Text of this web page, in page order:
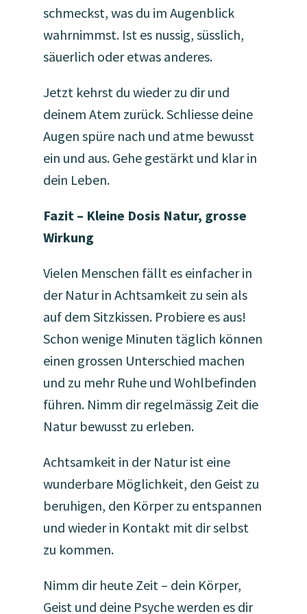
schmeckst, was du im Augenblick
wahrnimmst. Ist es nussig, süsslich,
säuerlich oder etwas anderes.
Jetzt kehrst du wieder zu dir und
deinem Atem zurück. Schliesse deine
Augen spüre nach und atme bewusst
ein und aus. Gehe gestärkt und klar in
dein Leben.
Fazit – Kleine Dosis Natur, grosse
Wirkung
Vielen Menschen fällt es einfacher in
der Natur in Achtsamkeit zu sein als
auf dem Sitzkissen. Probiere es aus!
Schon wenige Minuten täglich können
einen grossen Unterschied machen
und zu mehr Ruhe und Wohlbefinden
führen. Nimm dir regelmässig Zeit die
Natur bewusst zu erleben.
Achtsamkeit in der Natur ist eine
wunderbare Möglichkeit, den Geist zu
beruhigen, den Körper zu entspannen
und wieder in Kontakt mit dir selbst
zu kommen.
Nimm dir heute Zeit – dein Körper,
Geist und deine Psyche werden es dir